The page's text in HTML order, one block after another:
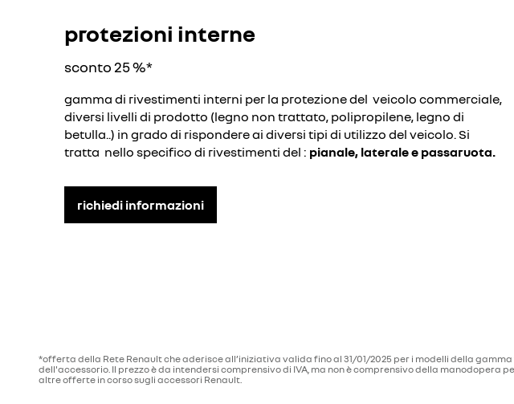
protezioni interne
sconto 25 %*
gamma di rivestimenti interni per la protezione del veicolo commerciale,
diversi livelli di prodotto (legno non trattato, polipropilene, legno di
betulla..) in grado di rispondere ai diversi tipi di utilizzo del veicolo. Si
tratta nello specifico di rivestimenti del : pianale, laterale e passaruota.
richiedi informazioni
*offerta della Rete Renault che aderisce all’iniziativa valida fino al 31/01/2025 per i modelli della
dell'accessorio. Il prezzo è da intendersi comprensivo di IVA, ma non è comprensivo della
altre offerte in corso sugli accessori Renault.